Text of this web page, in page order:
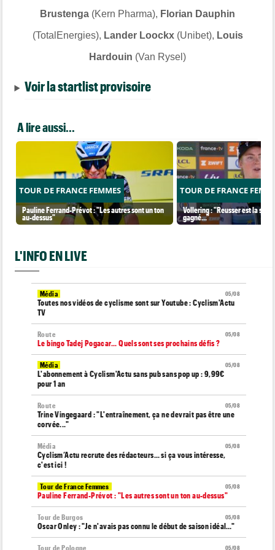
Brustenga (Kern Pharma), Florian Dauphin
(TotalEnergies), Lander Loockx(Unibet), Louis
Hardouin (Van Rysel)
Voir la startlist provisoire
A lire aussi...
TOUR DE FRANCE FEMMES
Pauline Ferrand-Prévot : "Les autres sont un ton
au-dessus"
TOUR DE FRANCE
Vollering : "Reusser est la
gagné..."
L'INFO EN LIVE
05/08
Média
Toutes nos vidéos de cyclisme sont sur Youtube : Cyclism'Actu
TV
05/08
Route
Le bingo Tadej Pogacar... Quels sont ses prochains défis ?
05/08
Média
L'abonnement à Cyclism'Actu sans pub sans pop up : 9,99€
pour 1 an
05/08
Route
Trine Vingegaard : "L'entraînement, ça ne devrait pas être une
corvée..."
05/08
Média
Cyclism’Actu recrute des rédacteurs… si ça vous intéresse,
c'est ici !
05/08
Tour de France Femmes
Pauline Ferrand-Prévot : "Les autres sont un ton au-dessus"
05/08
Tour de Burgos
Oscar Onley : "Je n'avais pas connu le début de saison idéal…"
05/08
Tour de Pologne